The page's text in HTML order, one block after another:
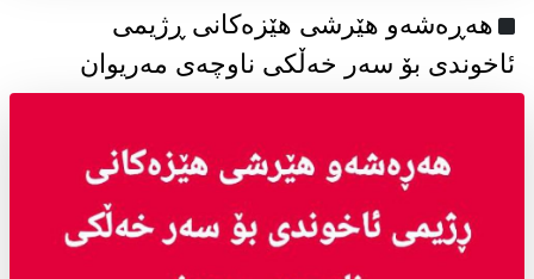
هەڕەشەو هێرشی هێزەکانی ڕژیمی
ئاخوندی بۆ سەر خەڵکی ناوچەی مەریوان